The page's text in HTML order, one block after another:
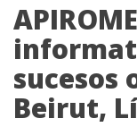
sucesos
Beirut,